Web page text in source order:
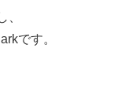
、
です。